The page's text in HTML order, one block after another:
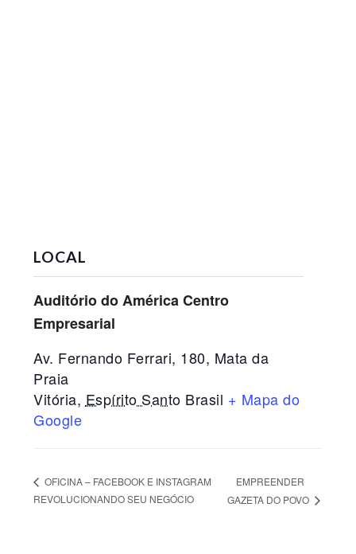
LOCAL
Auditório do América Centro
Empresarial
Av. Fernando Ferrari, 180, Mata da
Praia
Vitória, Espírito Santo Brasil + Mapa do
Google
OFICINA – FACEBOOK E INSTAGRAM
REVOLUCIONANDO SEU NEGÓCIO
EMPREENDER
GAZETA DO POVO